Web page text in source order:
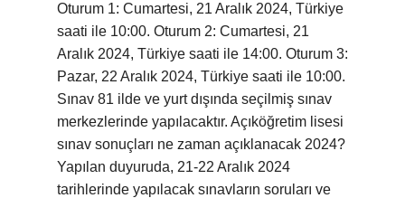
Oturum 1: Cumartesi, 21 Aralık 2024, Türkiye
saati ile 10:00. Oturum 2: Cumartesi, 21
Aralık 2024, Türkiye saati ile 14:00. Oturum 3:
Pazar, 22 Aralık 2024, Türkiye saati ile 10:00.
Sınav 81 ilde ve yurt dışında seçilmiş sınav
merkezlerinde yapılacaktır. Açıköğretim lisesi
sınav sonuçları ne zaman açıklanacak 2024?
Yapılan duyuruda, 21-22 Aralık 2024
tarihlerinde yapılacak sınavların soruları ve